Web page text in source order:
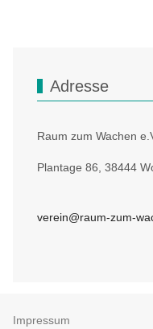
Adresse
Raum zum Wachen
Plantage 86, 38444
verein@raum-zum-
Impressum